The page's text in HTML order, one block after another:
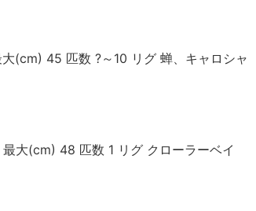
(cm) 45 匹数 ?～10 リグ 蝉、キャロシャ
大(cm) 48 匹数 1 リグ クローラーベイ